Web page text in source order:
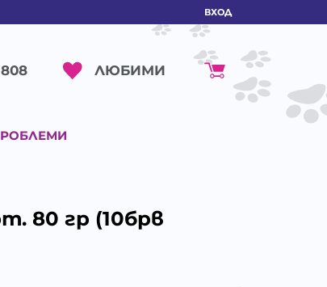
ВХОД
ЛЮБИМИ
80 гр (10брв